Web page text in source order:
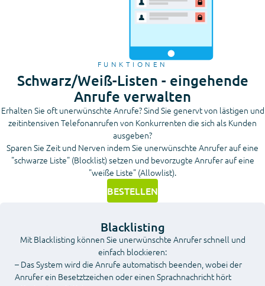
FUNKTIONEN
Schwarz/Weiß-Listen - eingehende
Anrufe verwalten
Erhalten Sie oft unerwünschte Anrufe? Sind Sie genervt von lästigen und
zeitintensiven Telefonanrufen von Konkurrenten die sich als Kunden
ausgeben?
Sparen Sie Zeit und Nerven indem Sie unerwünschte Anrufer auf eine
"schwarze Liste" (Blocklist) setzen und bevorzugte Anrufer auf eine
"weiße Liste" (Allowlist).
BESTELLEN
Blacklisting
Mit Blacklisting können Sie unerwünschte Anrufer schnell und
einfach blockieren:
– Das System wird die Anrufe automatisch beenden, wobei der
Anrufer ein Besetztzeichen oder einen Sprachnachricht hört